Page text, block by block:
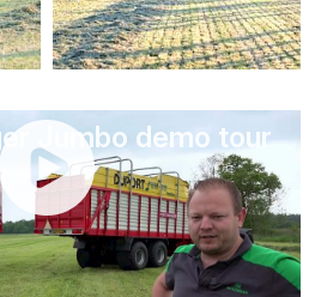
Jumbo demo tour